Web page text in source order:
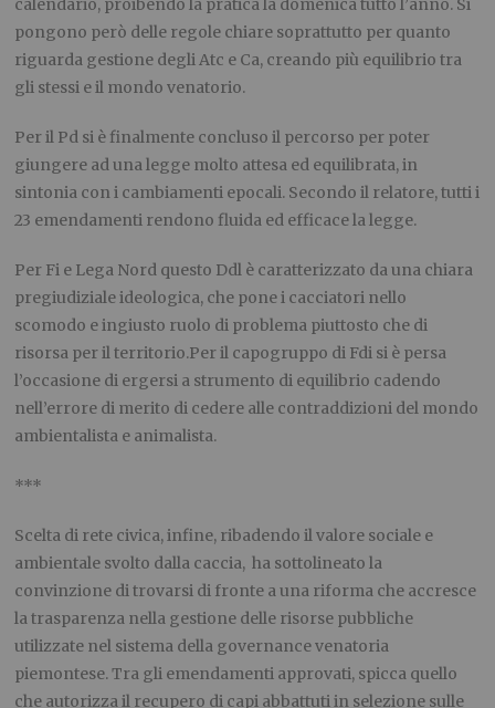
pongono però delle regole chiare soprattutto per quanto
riguarda gestione degli Atc e Ca, creando più equilibrio tra
gli stessi e il mondo venatorio.
Per il Pd si è finalmente concluso il percorso per poter
giungere ad una legge molto attesa ed equilibrata, in
sintonia con i cambiamenti epocali. Secondo il relatore, tutti i
23 emendamenti rendono fluida ed efficace la legge.
Per Fi e Lega Nord questo Ddl è caratterizzato da una chiara
pregiudiziale ideologica, che pone i cacciatori nello
scomodo e ingiusto ruolo di problema piuttosto che di
risorsa per il territorio.Per il capogruppo di Fdi si è persa
l’occasione di ergersi a strumento di equilibrio cadendo
nell’errore di merito di cedere alle contraddizioni del mondo
ambientalista e animalista.
***
Scelta di rete civica, infine, ribadendo il valore sociale e
ambientale svolto dalla caccia, ha sottolineato la
convinzione di trovarsi di fronte a una riforma che accresce
la trasparenza nella gestione delle risorse pubbliche
utilizzate nel sistema della governance venatoria
piemontese. Tra gli emendamenti approvati, spicca quello
che autorizza il recupero di capi abbattuti in selezione sulle